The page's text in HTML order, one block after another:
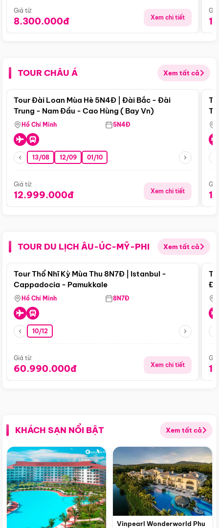
Giá từ:
8.300.000đ Xem chi tiết
TOUR CHÂU Á Xem tất cả
Điểm nổi bật
Tour Đài Loan Mùa Hè 5N4Đ | Đài Bắc - Đài
Trung - Nam Đầu - Cao Hùng ( Bay Vn)
Hồ Chí Minh 5N4Đ
13/08 12/09 01/10
Giá từ:
12.999.000đ Xem chi tiết
TOUR DU LỊCH ÂU-ÚC-MỸ-PHI Xem tất cả
Điểm nổi bật
Tour Thổ Nhĩ Kỳ Mùa Thu 8N7Đ | Istanbul -
Cappadocia - Pamukkale
Hồ Chí Minh 8N7Đ
10/12
Giá từ:
60.990.000đ Xem chi tiết
KHÁCH SẠN NỔI BẬT Xem tất cả
Vinpearl Wonderworld Phu